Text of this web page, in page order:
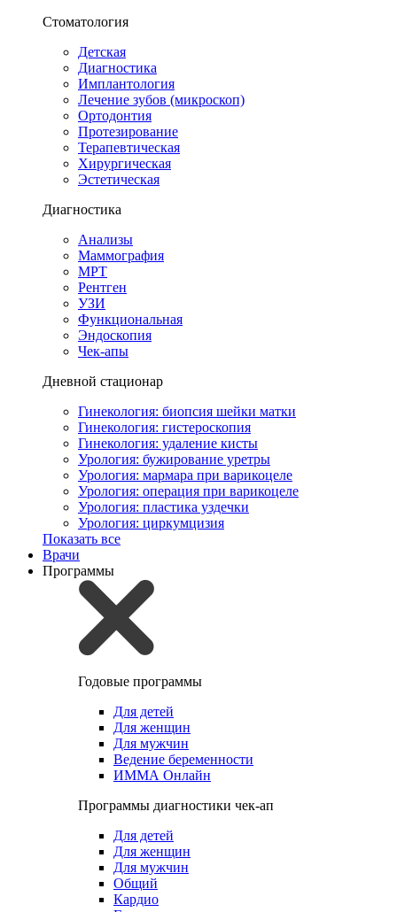
Стоматология
Детская
Диагностика
Имплантология
Лечение зубов (микроскоп)
Ортодонтия
Протезирование
Терапевтическая
Хирургическая
Эстетическая
Диагностика
Анализы
Маммография
МРТ
Рентген
УЗИ
Функциональная
Эндоскопия
Чек-апы
Дневной стационар
Гинекология: биопсия шейки матки
Гинекология: гистероскопия
Гинекология: удаление кисты
Урология: бужирование уретры
Урология: мармара при варикоцеле
Урология: операция при варикоцеле
Урология: пластика уздечки
Урология: циркумцизия
Показать все
Врачи
Программы
Годовые программы
Для детей
Для женщин
Для мужчин
Ведение беременности
ИММА Онлайн
Программы диагностики чек-ап
Для детей
Для женщин
Для мужчин
Общий
Кардио